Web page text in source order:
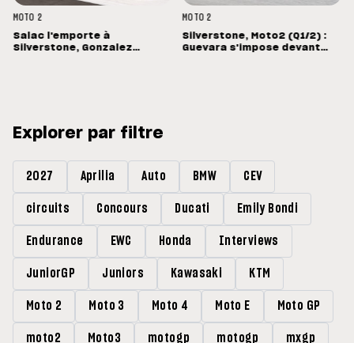
MOTO 2
Salac l'emporte à
Silverstone, Gonzalez
MOTO 2
Silverstone, Moto2 (Q1/2) :
Guevara s'impose devant
Explorer par filtre
2027 Aprilia Auto BMW CEV
circuits Concours Ducati Emily Bondi
Endurance EWC Honda Interviews
JuniorGP Juniors Kawasaki KTM
Moto 2 Moto 3 Moto 4 Moto E Moto GP
moto2 Moto3 motogp motogp mxgp